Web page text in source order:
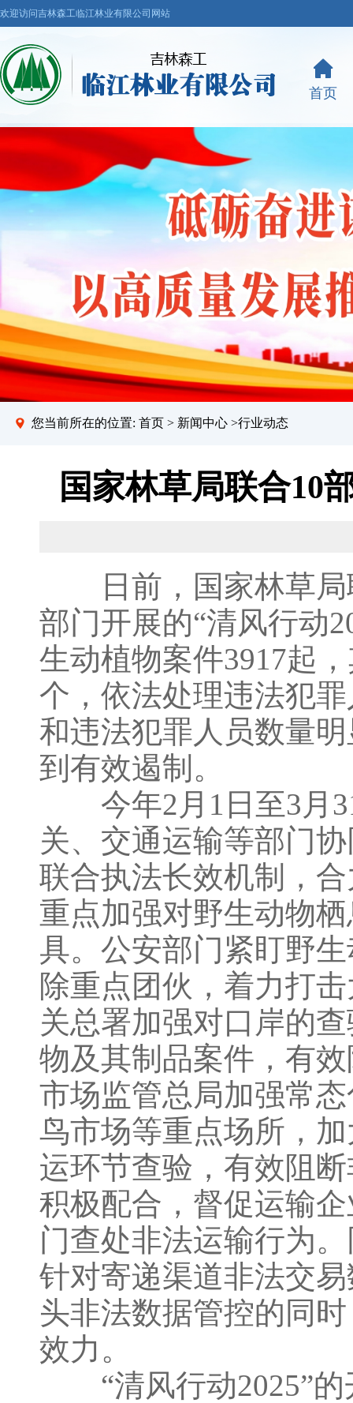
欢迎访问吉林森工临江林业有限公司网站
首页
您当前所在的位置: 首页 > 新闻中心 >行业动态
国家林草局联合10
日前，国家林草局
部门开展的“清风行动
生动植物案件3917起
个，依法处理违法犯
和违法犯罪人员数量
到有效遏制。
今年2月1日至3月31
关、交通运输等部门
联合执法长效机制，
重点加强对野生动物
具。公安部门紧盯野
除重点团伙，着力打
关总署加强对口岸的
物及其制品案件，有
市场监管总局加强常
鸟市场等重点场所，
运环节查验，有效阻
积极配合，督促运输
门查处非法运输行为
针对寄递渠道非法交
头非法数据管控的同
效力。
“清风行动2025”的